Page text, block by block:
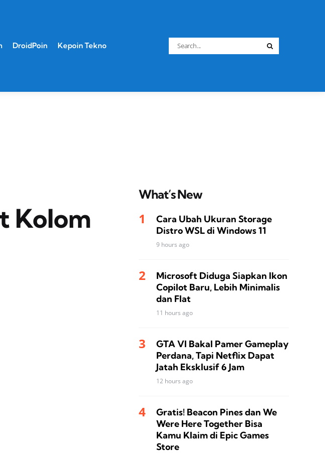
DroidPoin Kepoin Tekno
Search
for:
Kolom
What’s New
Cara Ubah Ukuran Storage
Distro WSL di Windows 11
9 hours ago
Microsoft Diduga Siapkan Ikon
Copilot Baru, Lebih Minimalis
dan Flat
11 hours ago
GTA VI Bakal Pamer Gameplay
Perdana, Tapi Netflix Dapat
Jatah Eksklusif 6 Jam
12 hours ago
Gratis! Beacon Pines dan We
Were Here Together Bisa
Kamu Klaim di Epic Games
Store